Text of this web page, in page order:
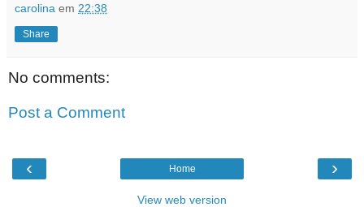
carolina em 22:38
Share
No comments:
Post a Comment
‹ ›
Home
View web version